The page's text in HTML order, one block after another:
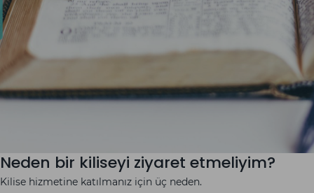
Neden bir kiliseyi ziyaret etmeliyim?
Kilise hizmetine katılmanız için üç neden.